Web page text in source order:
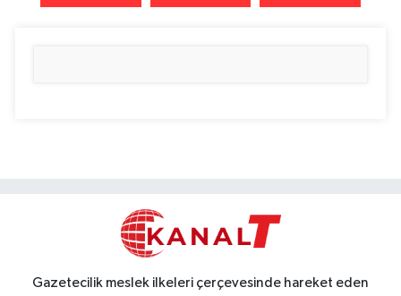
Gazetecilik meslek ilkeleri çerçevesinde hareket eden